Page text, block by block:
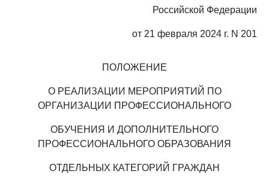
Российской Федерации
от 21 февраля 2024 г. N 201
ПОЛОЖЕНИЕ
О РЕАЛИЗАЦИИ МЕРОПРИЯТИЙ ПО
ОРГАНИЗАЦИИ ПРОФЕССИОНАЛЬНОГО
ОБУЧЕНИЯ И ДОПОЛНИТЕЛЬНОГО
ПРОФЕССИОНАЛЬНОГО ОБРАЗОВАНИЯ
ОТДЕЛЬНЫХ КАТЕГОРИЙ ГРАЖДАН